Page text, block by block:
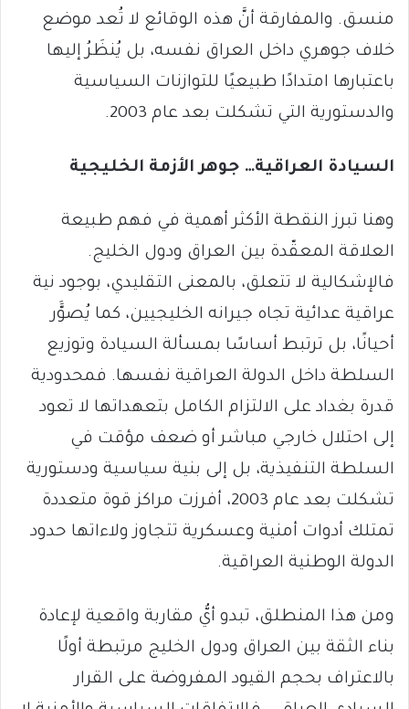
منسق. والمفارقة أنَّ هذه الوقائع لا تُعد موضع
خلاف جوهري داخل العراق نفسه، بل يُنظَرُ إليها
باعتبارها امتدادًا طبيعيًا للتوازنات السياسية
والدستورية التي تشكلت بعد عام 2003.
السيادة العراقية… جوهر الأزمة الخليجية
وهنا تبرز النقطة الأكثر أهمية في فهم طبيعة
العلاقة المعقّدة بين العراق ودول الخليج.
فالإشكالية لا تتعلق، بالمعنى التقليدي، بوجود نية
عراقية عدائية تجاه جيرانه الخليجيين، كما يُصوََّر
أحيانًا، بل ترتبط أساسًا بمسألة السيادة وتوزيع
السلطة داخل الدولة العراقية نفسها. فمحدودية
قدرة بغداد على الالتزام الكامل بتعهداتها لا تعود
إلى احتلال خارجي مباشر أو ضعف مؤقت في
السلطة التنفيذية، بل إلى بنية سياسية ودستورية
تشكلت بعد عام 2003، أفرزت مراكز قوة متعددة
تمتلك أدوات أمنية وعسكرية تتجاوز ولاءاتها حدود
الدولة الوطنية العراقية.
ومن هذا المنطلق، تبدو أيُّ مقاربة واقعية لإعادة
بناء الثقة بين العراق ودول الخليج مرتبطة أولًا
بالاعتراف بحجم القيود المفروضة على القرار